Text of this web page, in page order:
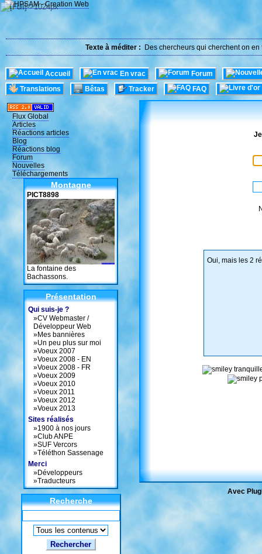
Texte à méditer : Des chercheurs qui cherchent on
Accueil En vrac
Forum
Translations
Bêtas Tracker FAQ
Flux Global
Articles
Réactions articles
Blog
Réactions blog
Forum
Nouvelles
Téléchargements
Montagne
PICT8898
La fontaine des
Bachassons.
Présentation
Qui suis-je ?
»CV Webmaster /
Développeur Web
»Mes bannières
»Un peu plus sur moi
»Voeux 2007
»Voeux 2008 - EN
»Voeux 2008 - FR
»Voeux 2009
»Voeux 2010
»Voeux 2011
»Voeux 2012
»Voeux 2013
Sites réalisés
»1900 à nos jours
»Club ANPE
»SUF Vercors
»Téléthon Sassenage
Merci
»Développeurs
»Traducteurs
Recherche
Rechercher
Oui, mais les 2
Avec